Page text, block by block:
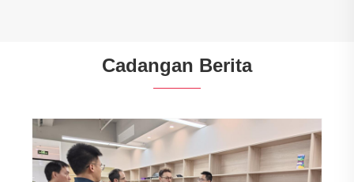
Cadangan Berita